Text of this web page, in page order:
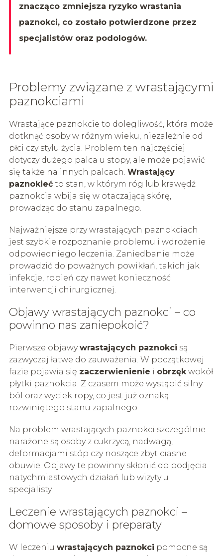
znacząco zmniejsza ryzyko wrastania
paznokci, co zostało potwierdzone przez
specjalistów oraz podologów.
Problemy związane z wrastającymi
paznokciami
Wrastające paznokcie to dolegliwość, która może
dotknąć osoby w różnym wieku, niezależnie od
płci czy stylu życia. Problem ten najczęściej
dotyczy dużego palca u stopy, ale może pojawić
się także na innych palcach. Wrastający
paznokiećto stan, w którym róg lub krawędź
paznokcia wbija się w otaczającą skórę,
prowadząc do stanu zapalnego.
Najważniejsze przy wrastających paznokciach
jest szybkie rozpoznanie problemu i wdrożenie
odpowiedniego leczenia. Zaniedbanie może
prowadzić do poważnych powikłań, takich jak
infekcje, ropień czy nawet konieczność
interwencji chirurgicznej.
Objawy wrastających paznokci – co
powinno nas zaniepokoić?
Pierwsze objawywrastających paznokci są
zazwyczaj łatwe do zauważenia. W początkowej
fazie pojawia się zaczerwienienie i obrzękwokół
płytki paznokcia. Z czasem może wystąpić silny
ból oraz wyciek ropy, co jest już oznaką
rozwiniętego stanu zapalnego.
Na problem wrastających paznokci szczególnie
narażone są osoby z cukrzycą, nadwagą,
deformacjami stóp czy noszące zbyt ciasne
obuwie. Objawy te powinny skłonić do podjęcia
natychmiastowych działań lub wizyty u
specjalisty.
Leczenie wrastających paznokci –
domowe sposoby i preparaty
W leczeniu wrastających paznokci pomocne są